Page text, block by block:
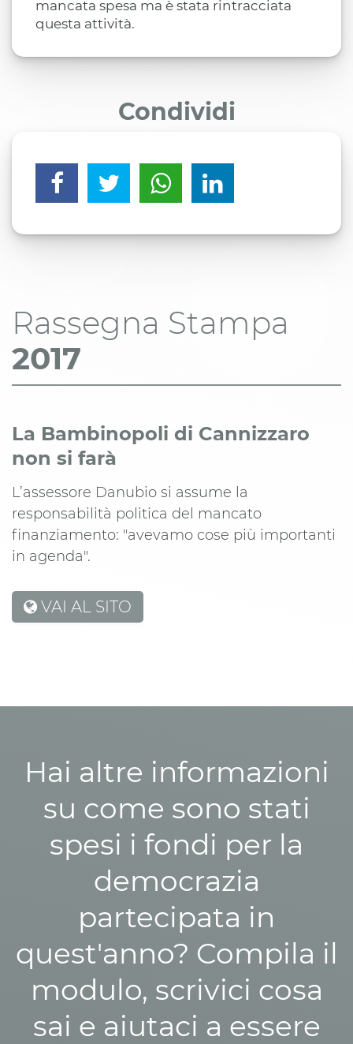
mancata spesa ma è stata rintracciata
questa attività.
Condividi
Rassegna Stampa
2017
La Bambinopoli di Cannizzaro
non si farà
L’assessore Danubio si assume la
responsabilità politica del mancato
finanziamento: "avevamo cose più importanti
in agenda".
VAI AL SITO
Hai altre informazioni
su come sono stati
spesi i fondi per la
democrazia
partecipata in
quest'anno? Compila il
modulo, scrivici cosa
sai e aiutaci a essere